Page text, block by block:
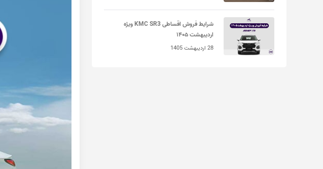
شرایط فروش اقساطی KMC SR3 ویژه
اردیبهشت ۱۴۰۵
28 اردیبهشت 1405